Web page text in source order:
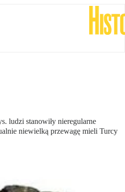
ludzi stanowiły nieregularne
niewielką przewagę mieli Turcy